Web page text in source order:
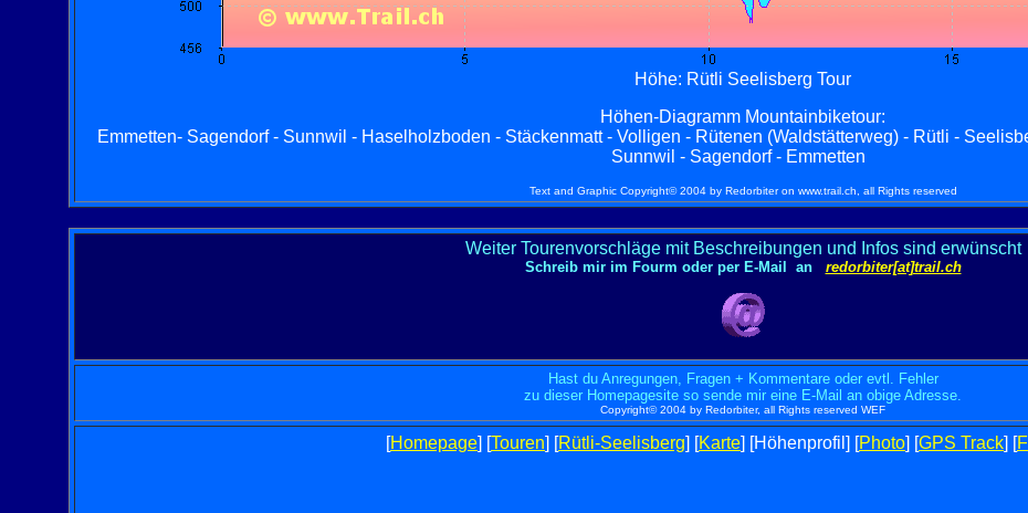
Höhe: Rütli Seelisberg Tour
Höhen-Diagramm Mountainbiketour:
Emmetten- Sagendorf - Sunnwil - Haselholzboden - Stäckenmatt - Volligen - Rütenen (Waldstätterweg) - Rütli -
Sunnwil - Sagendorf - Emmetten
Text and Graphic Copyright© 2004 by Redorbiter on www.trail.ch, all Rights reserved
Weiter Tourenvorschläge mit Beschreibungen und Infos sind erwünscht
Schreib mir im Fourm oder per E-Mail an redorbiter[at]trail.ch
Hast du Anregungen, Fragen + Kommentare oder evtl. Fehler
zu dieser Homepagesite so sende mir eine E-Mail an obige Adresse.
Copyright© 2004 by Redorbiter, all Rights reserved WEF
[Homepage] [Touren] [Rütli-Seelisberg] [Karte] [Höhenprofil] [Photo] [GPS Track] [